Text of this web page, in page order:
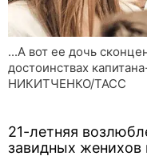
...А вот ее дочь
достоинствах
НИКИТЧЕНКО/ТАСС
21-летняя
завидных